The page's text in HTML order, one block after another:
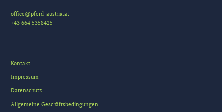
office@pferd-austria.at
+43 664 5358425
Kontakt
Impressum
Datenschutz
Allgemeine Geschäftsbedingungen